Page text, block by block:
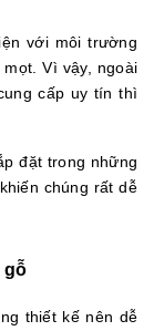
với môi trường
Vì vậy, ngoài
cấp uy tín thì
đặt trong những
chúng rất dễ
gỗ
thiết kế nên dễ